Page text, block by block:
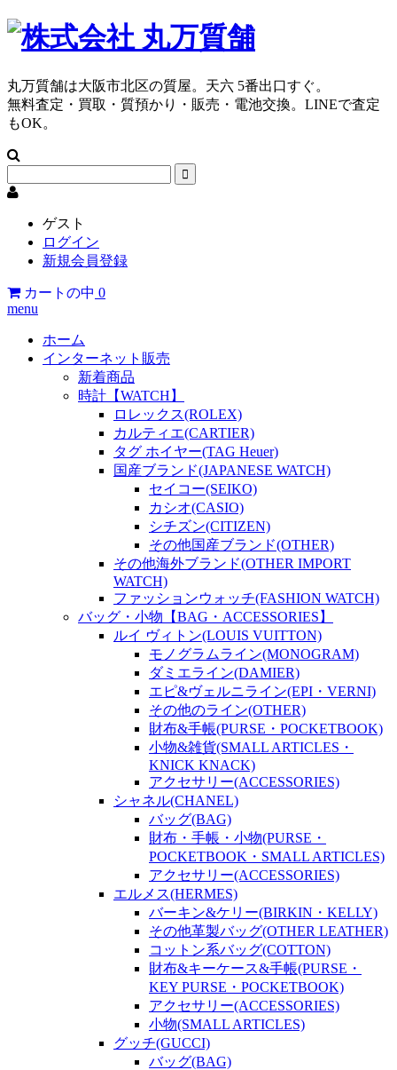
丸万質舗は大阪市北区の質屋。天六 5番出口すぐ。
無料査定・買取・質預かり・販売・電池交換。LINEで査定
もOK。
ゲスト
ログイン
新規会員登録
カートの中 0
menu
ホーム
インターネット販売
新着商品
時計【WATCH】
ロレックス(ROLEX)
カルティエ(CARTIER)
タグ ホイヤー(TAG Heuer)
国産ブランド(JAPANESE WATCH)
セイコー(SEIKO)
カシオ(CASIO)
シチズン(CITIZEN)
その他国産ブランド(OTHER)
その他海外ブランド(OTHER IMPORT
WATCH)
ファッションウォッチ(FASHION WATCH)
バッグ・小物【BAG・ACCESSORIES】
ルイ ヴィトン(LOUIS VUITTON)
モノグラムライン(MONOGRAM)
ダミエライン(DAMIER)
エピ&ヴェルニライン(EPI・VERNI)
その他のライン(OTHER)
財布&手帳(PURSE・POCKETBOOK)
小物&雑貨(SMALL ARTICLES・
KNICK KNACK)
アクセサリー(ACCESSORIES)
シャネル(CHANEL)
バッグ(BAG)
財布・手帳・小物(PURSE・
POCKETBOOK・SMALL ARTICLES)
アクセサリー(ACCESSORIES)
エルメス(HERMES)
バーキン&ケリー(BIRKIN・KELLY)
その他革製バッグ(OTHER LEATHER)
コットン系バッグ(COTTON)
財布&キーケース&手帳(PURSE・
KEY PURSE・POCKETBOOK)
アクセサリー(ACCESSORIES)
小物(SMALL ARTICLES)
グッチ(GUCCI)
バッグ(BAG)